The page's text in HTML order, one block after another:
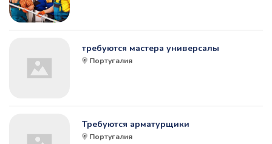
требуются мастера универсалы
Португалия
Требуются арматурщики
Португалия